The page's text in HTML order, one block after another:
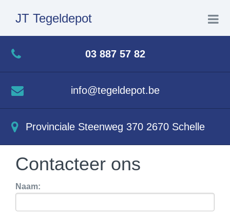
JT Tegeldepot
Home
Merken
Historiek
03 887 57 82
info@tegeldepot.be
Provinciale Steenweg 370 2670 Schelle
Contacteer ons
Naam: